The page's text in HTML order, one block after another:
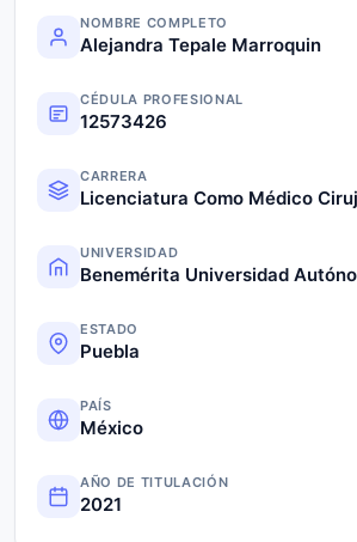
NOMBRE COMPLETO
Alejandra Tepale Marroquin
CÉDULA PROFESIONAL
12573426
CARRERA
Licenciatura Como Médico
UNIVERSIDAD
Benemérita Universidad
ESTADO
Puebla
PAÍS
México
AÑO DE TITULACIÓN
2021